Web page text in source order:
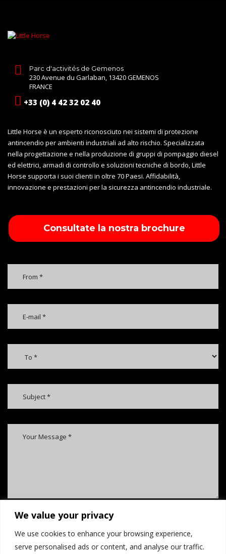
We value your privacy
We use cookies to enhance your browsing experience,
serve personalised ads or content, and analyse our traffic.
Parc d'activités de Gemenos
230 Avenue du Garlaban, 13420 GEMENOS
FRANCE
+33 (0) 4 42 32 02 40
Little Horse è un esperto riconosciuto nei sistemi di protezione
antincendio per ambienti industriali ad alto rischio. Specializzata
nella progettazione e nella produzione di gruppi di pompaggio diesel
ed elettrici, armadi di controllo e soluzioni tecniche di bordo, Little
Horse supporta i suoi clienti in oltre 70 Paesi. Affidabilità,
innovazione e prestazioni per la sicurezza antincendio industriale.
Consultate la nostra brochure